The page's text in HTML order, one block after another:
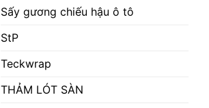
Sấy gương chiếu hậu ô tô
StP
Teckwrap
THẢM LÓT SÀN